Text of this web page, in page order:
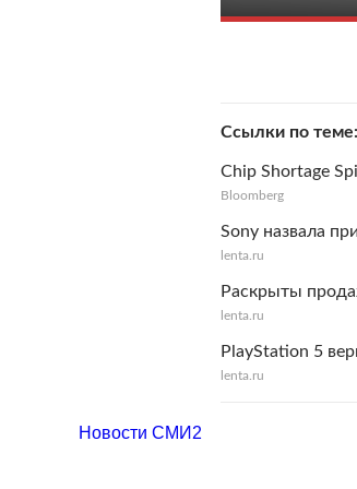
Ссылки по теме
Chip Shortage
Bloomberg
Sony назвала
lenta.ru
Раскрыты
lenta.ru
PlayStation 5
lenta.ru
Новости СМИ2